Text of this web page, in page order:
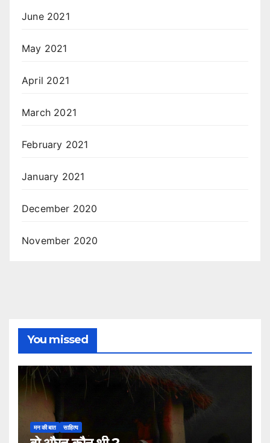
June 2021
May 2021
April 2021
March 2021
February 2021
January 2021
December 2020
November 2020
You missed
मन की बात साहित्य